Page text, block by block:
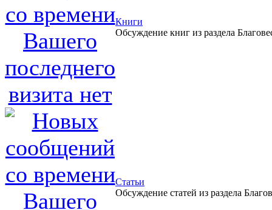
Книги
Обсуждение книг из раздела
Статьи
Обсуждение статей из раздела